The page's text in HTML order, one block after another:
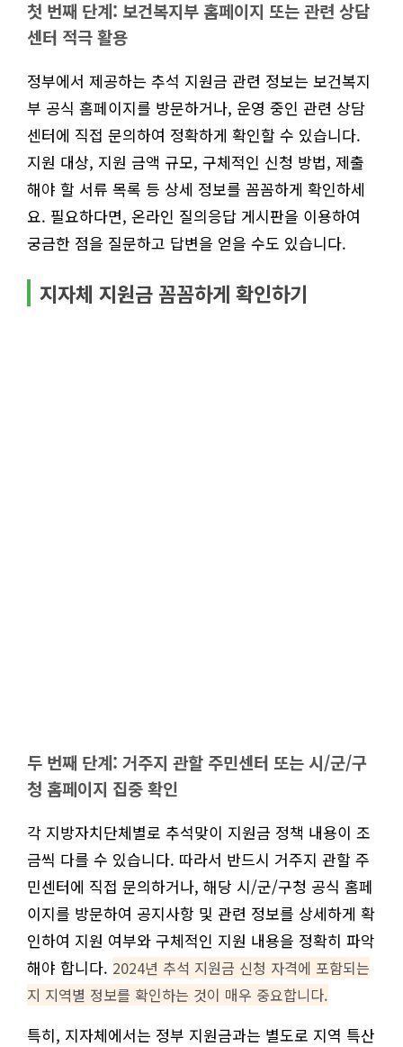
첫 번째 단계: 보건복지부 홈페이지 또는 관련 상담
센터 적극 활용
정부에서 제공하는 추석 지원금 관련 정보는 보건복지
부 공식 홈페이지를 방문하거나, 운영 중인 관련 상담
센터에 직접 문의하여 정확하게 확인할 수 있습니다.
지원 대상, 지원 금액 규모, 구체적인 신청 방법, 제출
해야 할 서류 목록 등 상세 정보를 꼼꼼하게 확인하세
요. 필요하다면, 온라인 질의응답 게시판을 이용하여
궁금한 점을 질문하고 답변을 얻을 수도 있습니다.
지자체 지원금 꼼꼼하게 확인하기
두 번째 단계: 거주지 관할 주민센터 또는 시/군/구
청 홈페이지 집중 확인
각 지방자치단체별로 추석맞이 지원금 정책 내용이 조
금씩 다를 수 있습니다. 따라서 반드시 거주지 관할 주
민센터에 직접 문의하거나, 해당 시/군/구청 공식 홈페
이지를 방문하여 공지사항 및 관련 정보를 상세하게 확
인하여 지원 여부와 구체적인 지원 내용을 정확히 파악
해야 합니다. 2024년 추석 지원금 신청 자격에 포함되는
지 지역별 정보를 확인하는 것이 매우 중요합니다.
특히, 지자체에서는 정부 지원금과는 별도로 지역 특산